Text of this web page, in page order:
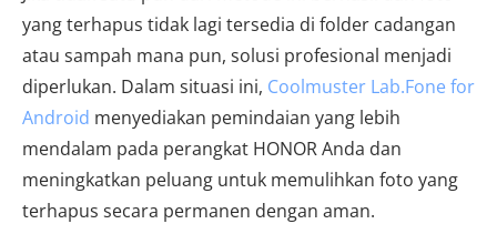
yang terhapus tidak lagi tersedia di folder cadangan
atau sampah mana pun, solusi profesional menjadi
diperlukan. Dalam situasi ini, Coolmuster Lab.Fone for
Android menyediakan pemindaian yang lebih
mendalam pada perangkat HONOR Anda dan
meningkatkan peluang untuk memulihkan foto yang
terhapus secara permanen dengan aman.